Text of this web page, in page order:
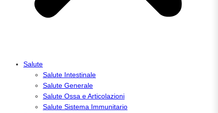
Salute
Salute Intestinale
Salute Generale
Salute Ossa e Articolazioni
Salute Sistema Immunitario